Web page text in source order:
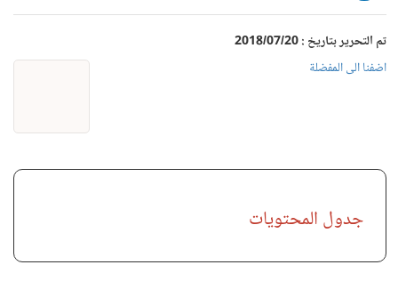
تم التحرير بتاريخ : 2018/07/20
اضفنا الى المفضلة
جدول المحتويات